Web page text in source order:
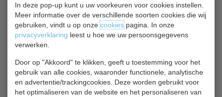
In deze pop-up kunt u uw voorkeuren voor cookies instellen.
Meer informatie over de verschillende soorten cookies die wij
gebruiken, vindt u op onzecookiespagina. In onze
privacyverklaring leest u hoe we uw persoonsgegevens
verwerken.
Door op "Akkoord" te klikken, geeft u toestemming voor het
gebruik van alle cookies, waaronder functionele, analytische
en advertentie/trackingcookies. Deze worden gebruikt voor
het optimaliseren van de website en het personaliseren van
4 stelvoetjes
Geschikt voor 5 x GN 1/3 + 1x GN1/2 bakken (niet
inbegrepen/ Non compris)
Is dit iets voor jou?